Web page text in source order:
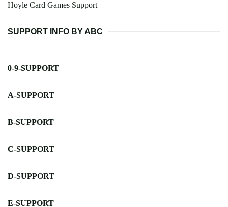
Hoyle Card Games Support
SUPPORT INFO BY ABC
0-9-SUPPORT
A-SUPPORT
B-SUPPORT
C-SUPPORT
D-SUPPORT
E-SUPPORT